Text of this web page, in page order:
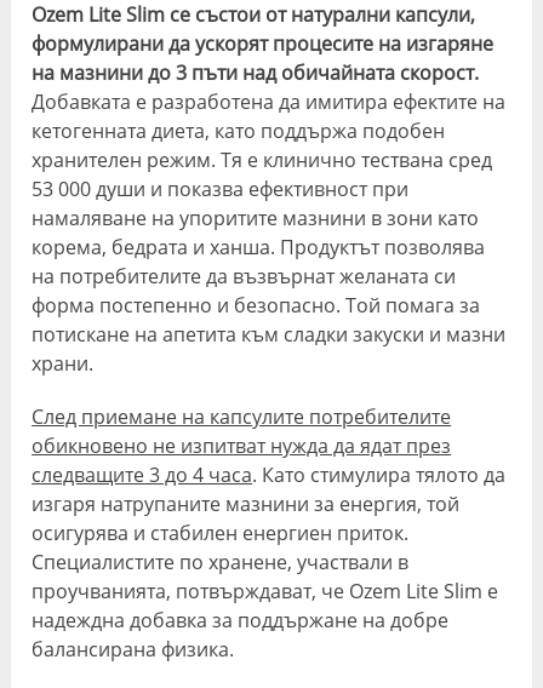
Ozem Lite Slim се състои от натурални капсули,
формулирани да ускорят процесите на изгаряне
на мазнини до 3 пъти над обичайната скорост.
Добавката е разработена да имитира ефектите на
кетогенната диета, като поддържа подобен
хранителен режим. Тя е клинично тествана сред
53 000 души и показва ефективност при
намаляване на упоритите мазнини в зони като
корема, бедрата и ханша. Продуктът позволява
на потребителите да възвърнат желаната си
форма постепенно и безопасно. Той помага за
потискане на апетита към сладки закуски и мазни
храни.
След приемане на капсулите потребителите
обикновено не изпитват нужда да ядат през
следващите 3 до 4 часа. Като стимулира тялото да
изгаря натрупаните мазнини за енергия, той
осигурява и стабилен енергиен приток.
Специалистите по хранене, участвали в
проучванията, потвърждават, че Ozem Lite Slim е
надеждна добавка за поддържане на добре
балансирана физика.